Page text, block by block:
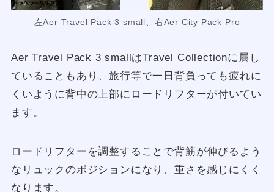
左Aer Travel Pack 3 small、右Aer City Pack Pro
Aer Travel Pack 3 smallはTravel Collectionに属し
ていることもあり、旅行等で一日背負っても疲れに
くいように背中の上部にロードリフターが付いてい
ます。
ロードリフターを調整することで背筋が伸びるよう
なリュックのポジションになり、重さを感じにくく
なります。